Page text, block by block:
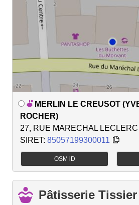
MERLIN LE CREUSOT
ROCHER)
27, RUE MARECHAL LECLERC
SIRET: 85057199300011
OSM iD
Pâtisserie Tissier